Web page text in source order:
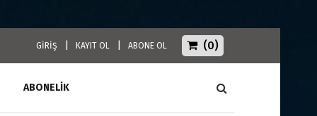
GİRİŞ KAYIT OL ABONE OL (0)
ABONELİK